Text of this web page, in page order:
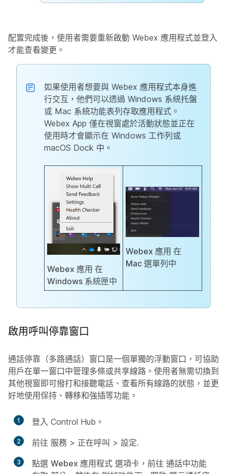
配置完成後，使用者需要重新啟動 Webex 應用程式並登入
才能查看變更。
如果使用者想要與 Webex 應用程式本身進
行交互，他們可以透過 Windows 系統托盤
或 Mac 系統功能表列存取應用程式。
Webex App 僅在視窗處於活動狀態並正在
使用時才會顯示在 Windows 工作列或
macOS Dock 中。
Webex 應用 在
Windows 系統匣中
Webex 應用 在
Mac 選單列中
啟用呼叫停靠窗口
通話停靠（多路通話）窗口是一個單獨的浮動窗口，可協助
用戶在單一窗口中管理多條或共享線路。使用者無需切換到
其他視窗即可撥打和接聽電話、查看所有線路的狀態，並更
好地使用保持、轉移和強插等功能。
1 登入 Control Hub。
2 前往 服務 > 正在呼叫 > 設定.
3 點選 Webex 應用程式 選項卡，前往 通話中功能